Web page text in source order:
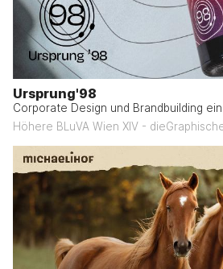
Ursprung'98
Corporate Design und Brandbuilding
Höhere BLuVA Wien XIV -